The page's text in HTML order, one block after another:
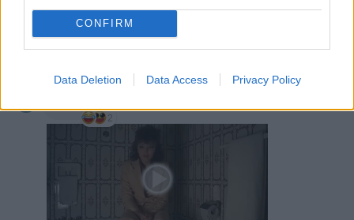
CONFIRM
Data Deletion Data Access Privacy Policy
2